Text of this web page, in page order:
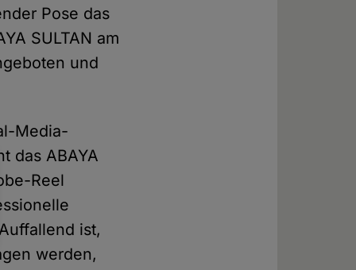
Pose das
SULTAN am
und
Media-
das ABAYA
Reel
ist,
werden,